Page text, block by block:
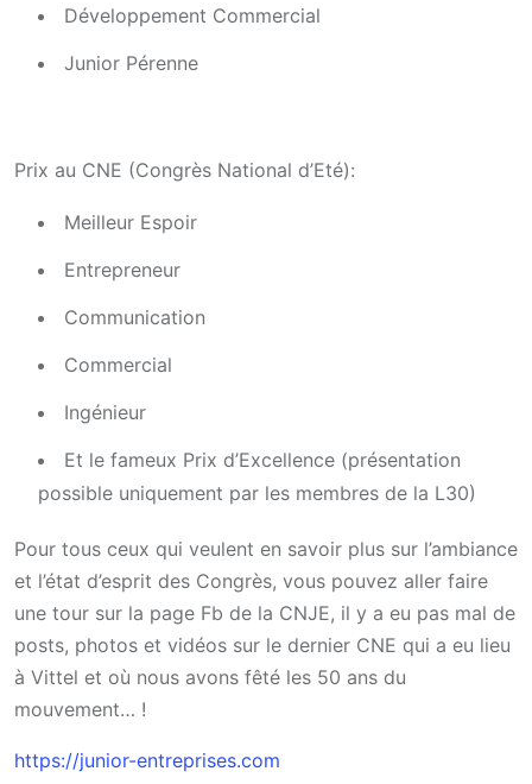
Développement Commercial
Junior Pérenne
Prix au CNE (Congrès National d’Eté):
Meilleur Espoir
Entrepreneur
Communication
Commercial
Ingénieur
Et le fameux Prix d’Excellence (présentation
possible uniquement par les membres de la L30)
Pour tous ceux qui veulent en savoir plus sur l’ambiance
et l’état d’esprit des Congrès, vous pouvez aller faire
une tour sur la page Fb de la CNJE, il y a eu pas mal de
posts, photos et vidéos sur le dernier CNE qui a eu lieu
à Vittel et où nous avons fêté les 50 ans du
mouvement… !
https://junior-entreprises.com